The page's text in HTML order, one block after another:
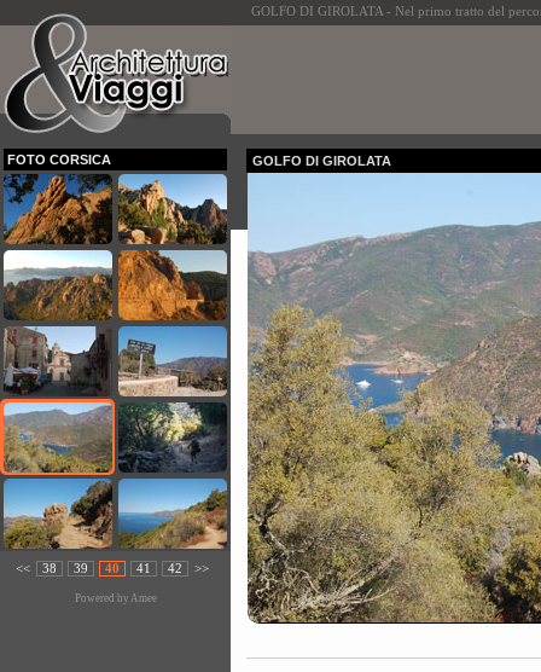
GOLFO DI GIROLATA - Nel primo tratto del
FOTO CORSICA
<< 38 39 40 41 42 >>
Powered by Amee
GOLFO DI GIROLATA